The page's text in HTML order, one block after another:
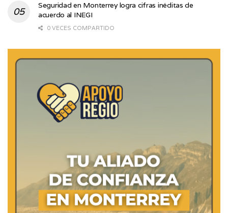
Seguridad en Monterrey logra cifras inéditas de
acuerdo al INEGI
0 VECES COMPARTIDO